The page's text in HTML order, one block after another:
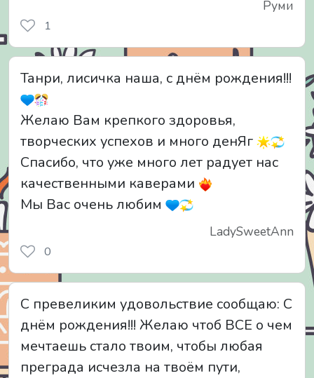
Руми
1
Танри, лисичка наша, с днём рождения!!!
Желаю Вам крепкого здоровья,
творческих успехов и много денЯг
Спасибо, что уже много лет радует нас
качественными каверами
Мы Вас очень любим
LadySweetAnn
0
С превеликим удовольствие сообщаю: С
днём рождения!!! Желаю чтоб ВСЕ о чем
мечтаешь стало твоим, чтобы любая
преграда исчезла на твоём пути,